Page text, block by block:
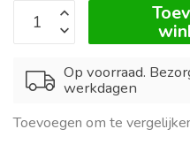
Op voorraad.
werkdagen
Toevoegen om te